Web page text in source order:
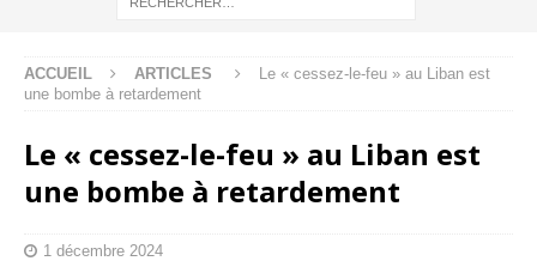
ACCUEIL ARTICLES
Le « cessez-le-feu » au Liban est
une bombe à retardement
Le « cessez-le-feu » au Liban est
une bombe à retardement
1 décembre 2024